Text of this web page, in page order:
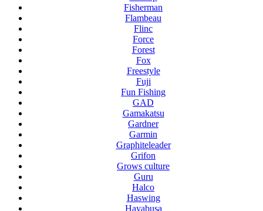
Fisherman
Flambeau
Flinc
Force
Forest
Fox
Freestyle
Fuji
Fun Fishing
GAD
Gamakatsu
Gardner
Garmin
Graphiteleader
Grifon
Grows culture
Guru
Halco
Haswing
Hayabusa